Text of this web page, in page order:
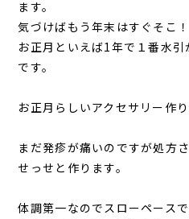
ます。
気づけばもう年末はすぐそこ！
お正月といえば1年で１番水
です。
お正月らしいアクセサリー作
まだ発疹が痛いのですが処方
せっせと作ります。
体調第一なのでスローペー